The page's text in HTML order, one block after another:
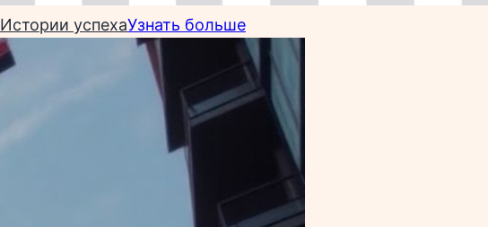
Истории успехаУзнать больше